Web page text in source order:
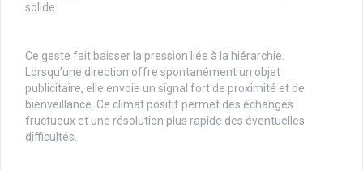
solide.
Ce geste fait baisser la pression liée à la hiérarchie.
Lorsqu’une direction offre spontanément un objet
publicitaire, elle envoie un signal fort de proximité et de
bienveillance. Ce climat positif permet des échanges
fructueux et une résolution plus rapide des éventuelles
difficultés.